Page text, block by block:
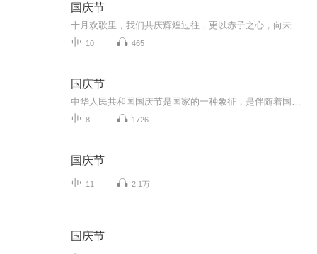
国庆节
10 465
国庆节
8 1726
国庆节
11 2.1万
国庆节